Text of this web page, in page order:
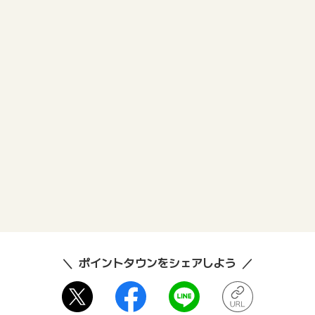
ポイントタウンをシェアしよう